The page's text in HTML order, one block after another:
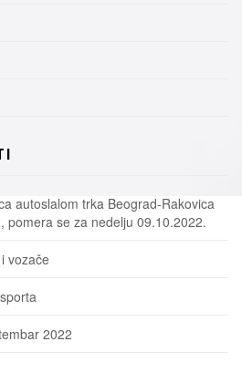
autoslalom trka Beograd-Rakovica
pomera se za nedelju 09.10.2022.
vozače
2022